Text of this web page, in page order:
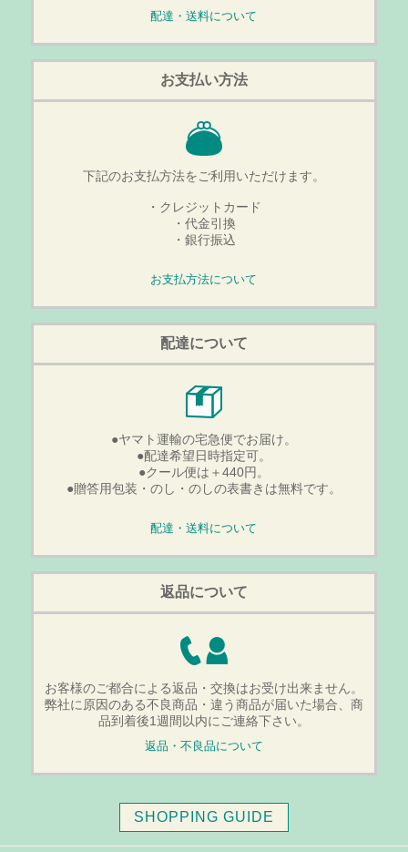
配達・送料について
お支払い方法
下記のお支払方法をご利用いただけます。
・クレジットカード
・代金引換
・銀行振込
お支払方法について
配達について
●ヤマト運輸の宅急便でお届け。
●配達希望日時指定可。
●クール便は＋440円。
●贈答用包装・のし・のしの表書きは無料です。
配達・送料について
返品について
お客様のご都合による返品・交換はお受け出来ません。
弊社に原因のある不良商品・違う商品が届いた場合、商
品到着後1週間以内にご連絡下さい。
返品・不良品について
SHOPPING GUIDE